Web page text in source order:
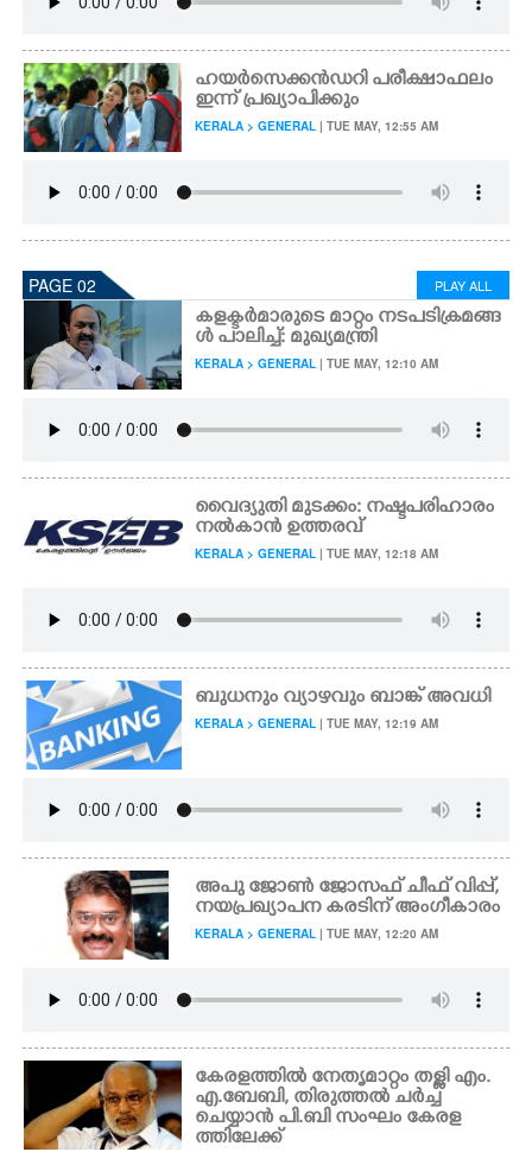
ഹയർസെക്കൻഡറി പരീക്ഷാഫലം
ഇന്ന് പ്രഖ്യാപിക്കും
KERALA > GENERAL | TUE MAY, 12:55 AM
PAGE 02 PLAY ALL
കളക്ടർമാരുടെ മാറ്റം നടപടിക്രമങ്ങ
ൾ പാലിച്ച്: മുഖ്യമന്ത്രി
KERALA > GENERAL | TUE MAY, 12:10 AM
വൈദ്യുതി മുടക്കം: നഷ്ടപരിഹാരം
നൽകാൻ ഉത്തരവ്
KERALA > GENERAL | TUE MAY, 12:18 AM
ബുധനും വ്യാഴവും ബാങ്ക് അവധി
KERALA > GENERAL | TUE MAY, 12:19 AM
അപു ജോൺ ജോസഫ് ചീഫ് വിപ്പ്,
നയപ്രഖ്യാപന കരടിന് അംഗീകാരം
KERALA > GENERAL | TUE MAY, 12:20 AM
കേരളത്തിൽ നേതൃമാറ്റം തള്ളി എം.
എ.ബേബി, തിരുത്തൽ ചർച്ച
ചെയ്യാൻ പി.ബി സംഘം കേരള
ത്തിലേക്ക്